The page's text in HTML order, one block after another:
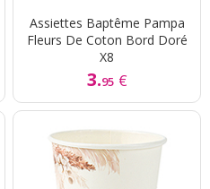
Assiettes Baptême Pampa
Fleurs De Coton Bord Doré
X8
3.95 €